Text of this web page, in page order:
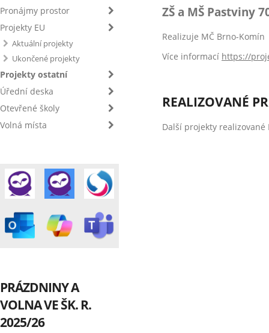
Pronájmy prostor
Projekty EU
Aktuální projekty
Ukončené projekty
Projekty ostatní
Úřední deska
Otevřené školy
Volná místa
PRÁZDNINY A
VOLNA VE ŠK. R.
2025/26
ZŠ a MŠ Pastviny
Realizuje MČ Brno-Komín
Více informací https://
REALIZOVANÉ
Další projekty